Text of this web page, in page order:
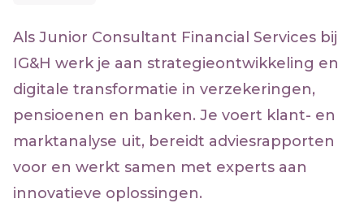
Als Junior Consultant Financial Services bij
IG&H werk je aan strategieontwikkeling en
digitale transformatie in verzekeringen,
pensioenen en banken. Je voert klant- en
marktanalyse uit, bereidt adviesrapporten
voor en werkt samen met experts aan
innovatieve oplossingen.